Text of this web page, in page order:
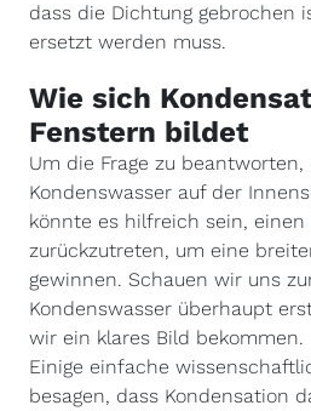
dass die Dichtung gebrochen
ersetzt werden muss.
Wie sich
Fenstern bildet
Um die Frage zu beantworten,
Kondenswasser auf der
könnte es hilfreich sein,
zurückzutreten, um eine
gewinnen. Schauen wir uns
Kondenswasser überhaupt
wir ein klares Bild bekommen.
Einige einfache
besagen, dass Kondensation